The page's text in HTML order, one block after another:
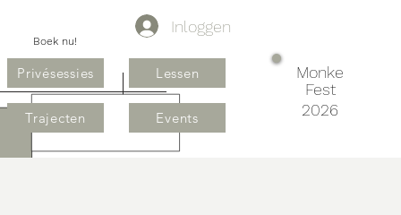
Boek nu!
Privésessies
Trajecten
Lessen
Events
Inloggen
Monke
Fest
2026